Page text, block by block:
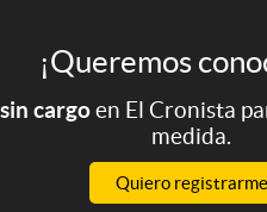
¡Queremos
cargoen El Cronista
medida.
Quiero registrarme